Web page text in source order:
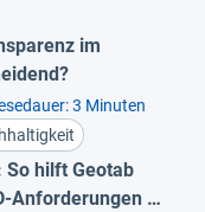
im
3 Minuten
hilft Geotab
Anforderungen zu